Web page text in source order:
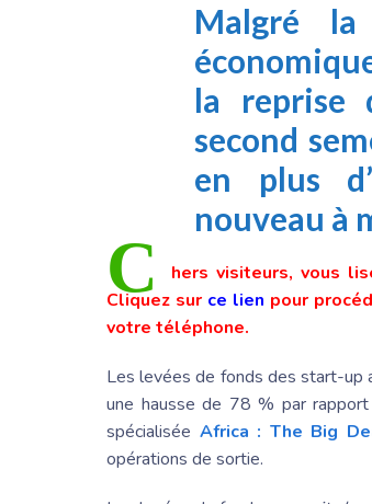
Malgré la
la reprise
second
en plus
nouveau à
C
hers visiteurs, vous
Cliquez sur ce lien pour
votre téléphone.
Les levées de fonds des start-up
une hausse de 78 % par
spécialisée Africa : The Big
opérations de sortie.